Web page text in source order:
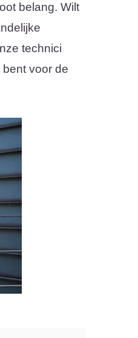
belang. Wilt
technici
voor de